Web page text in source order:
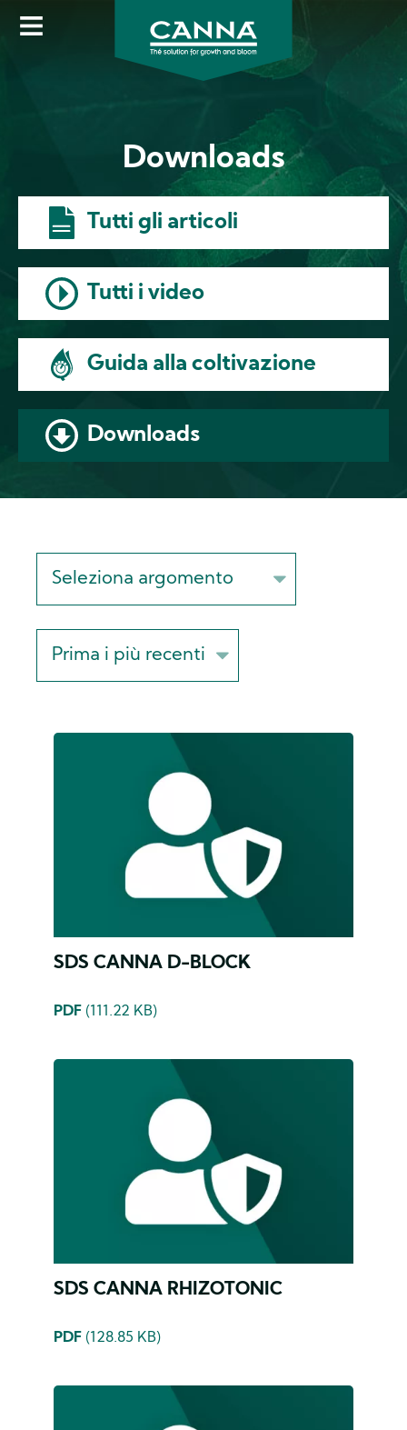
Skip
Downloads
Tutti gli articoli
Tutti i video
Guida alla coltivazione
Downloads
SDS CANNA D-BLOCK
PDF (111.22 KB)
SDS CANNA RHIZOTONIC
PDF (128.85 KB)